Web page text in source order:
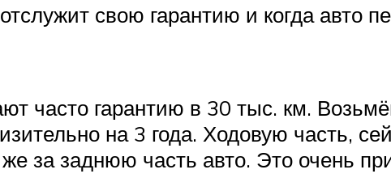
свою гарантию и когда авто
часто гарантию в 30 тыс. км.
на 3 года. Ходовую часть,
же за заднюю часть авто. Это очень